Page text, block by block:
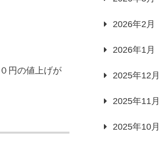
円の値上げが
2026年2月
2026年1月
2025年12月
2025年11月
2025年10月